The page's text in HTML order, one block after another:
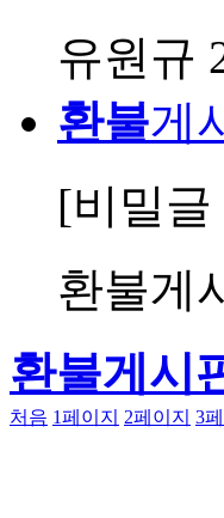
유원규
환불게
[비밀글
환불게
환불게시
처음 1페이지 2페이지 3